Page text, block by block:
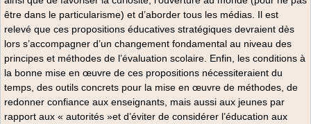
être dans le particularisme) et d’aborder tous les médias. Il est
relevé que ces propositions éducatives stratégiques devraient dès
lors s’accompagner d’un changement fondamental au niveau des
principes et méthodes de l’évaluation scolaire. Enfin, les conditions à
la bonne mise en œuvre de ces propositions nécessiteraient du
temps, des outils concrets pour la mise en œuvre de méthodes, de
redonner confiance aux enseignants, mais aussi aux jeunes par
rapport aux « autorités »et d’éviter de considérer l’éducation aux